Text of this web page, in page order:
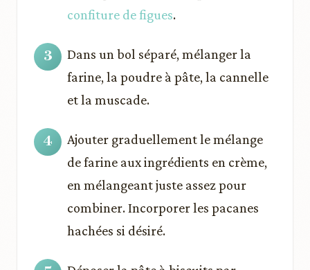
confiture de figues.
Dans un bol séparé, mélanger la
farine, la poudre à pâte, la cannelle
et la muscade.
Ajouter graduellement le mélange
de farine aux ingrédients en crème,
en mélangeant juste assez pour
combiner. Incorporer les pacanes
hachées si désiré.